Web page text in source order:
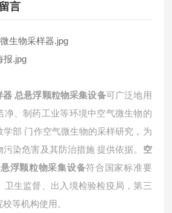
言
总悬浮颗粒物采集设备可广泛地用
净、制药工业等环境中空气微生物的
学部 门作空气微生物的采样研究，为
染危害及其防治措施 提供依据。
空
浮颗粒物采集设备符合国家标准要
卫生监督、出入境检验检疫局，第三
等机构使用。